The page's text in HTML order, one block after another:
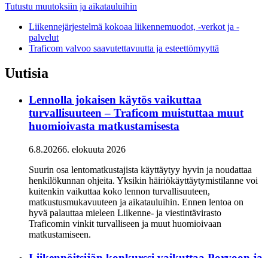
Tutustu muutoksiin ja aikatauluihin
Liikennejärjestelmä kokoaa liikennemuodot, -verkot ja -
palvelut
Traficom valvoo saavutettavuutta ja esteettömyyttä
Uutisia
Lennolla jokaisen käytös vaikuttaa
turvallisuuteen – Traficom muistuttaa muut
huomioivasta matkustamisesta
6.8.20266. elokuuta 2026
Suurin osa lentomatkustajista käyttäytyy hyvin ja noudattaa
henkilökunnan ohjeita. Yksikin häiriökäyttäytymistilanne voi
kuitenkin vaikuttaa koko lennon turvallisuuteen,
matkustusmukavuuteen ja aikatauluihin. Ennen lentoa on
hyvä palauttaa mieleen Liikenne- ja viestintävirasto
Traficomin vinkit turvalliseen ja muut huomioivaan
matkustamiseen.